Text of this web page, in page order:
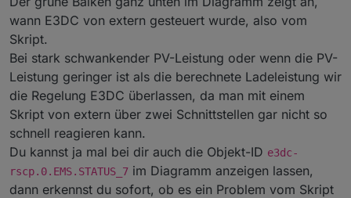
wann E3DC von extern gesteuert wurde, also vom
Skript.
Bei stark schwankender PV-Leistung oder wenn die PV-
Leistung geringer ist als die berechnete Ladeleistung wir
die Regelung E3DC überlassen, da man mit einem
Skript von extern über zwei Schnittstellen gar nicht so
schnell reagieren kann.
Du kannst ja mal bei dir auch die Objekt-ID e3dc-
rscp.0.EMS.STATUS_7 im Diagramm anzeigen lassen,
dann erkennst du sofort, ob es ein Problem vom Skript